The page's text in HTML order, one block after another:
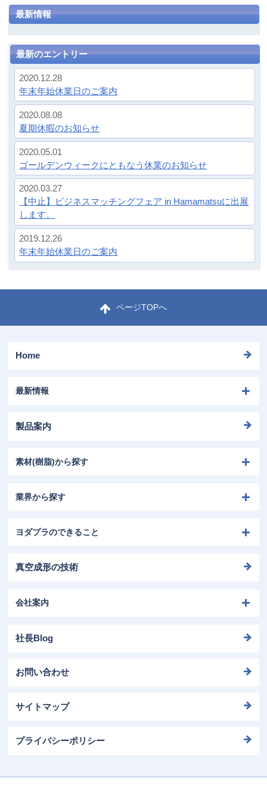
最新のエントリー
2020.12.28
年末年始休業日のご案内
2020.08.08
夏期休暇のお知らせ
2020.05.01
ゴールデンウィークにともなう休業のお知らせ
2020.03.27
【中止】ビジネスマッチングフェア in Hamamatsuに出展
します。
2019.12.26
年末年始休業日のご案内
ページTOPへ
Home
最新情報
製品案内
素材(樹脂)から探す
業界から探す
ヨダプラのできること
真空成形の技術
会社案内
社長Blog
お問い合わせ
サイトマップ
プライバシーポリシー